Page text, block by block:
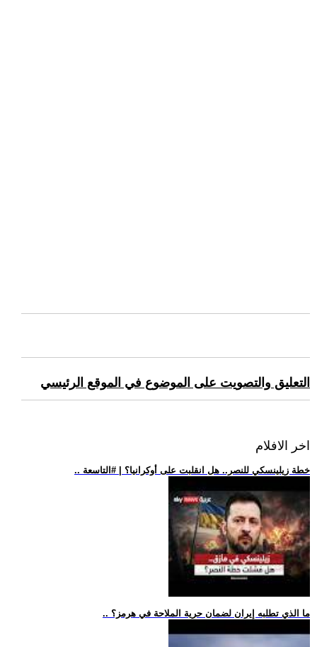
التعليق والتصويت على الموضوع في الموقع الرئيسي
اخر الافلام
.. خطة زيلينسكي للنصر.. هل انقلبت على أوكرانيا؟ | #التاسعة
.. ما الذي تطلبه إيران لضمان حرية الملاحة في هرمز؟